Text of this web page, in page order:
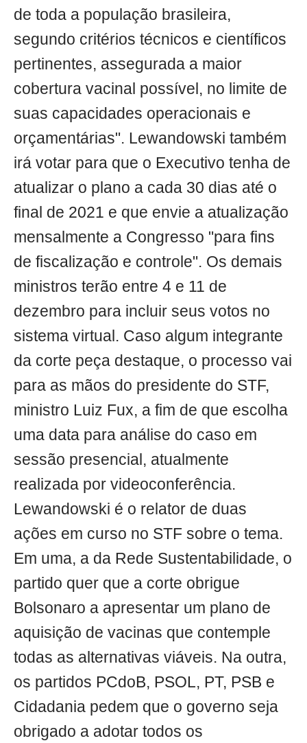
de toda a população brasileira,
segundo critérios técnicos e científicos
pertinentes, assegurada a maior
cobertura vacinal possível, no limite de
suas capacidades operacionais e
orçamentárias". Lewandowski também
irá votar para que o Executivo tenha de
atualizar o plano a cada 30 dias até o
final de 2021 e que envie a atualização
mensalmente a Congresso "para fins
de fiscalização e controle". Os demais
ministros terão entre 4 e 11 de
dezembro para incluir seus votos no
sistema virtual. Caso algum integrante
da corte peça destaque, o processo vai
para as mãos do presidente do STF,
ministro Luiz Fux, a fim de que escolha
uma data para análise do caso em
sessão presencial, atualmente
realizada por videoconferência.
Lewandowski é o relator de duas
ações em curso no STF sobre o tema.
Em uma, a da Rede Sustentabilidade, o
partido quer que a corte obrigue
Bolsonaro a apresentar um plano de
aquisição de vacinas que contemple
todas as alternativas viáveis. Na outra,
os partidos PCdoB, PSOL, PT, PSB e
Cidadania pedem que o governo seja
obrigado a adotar todos os